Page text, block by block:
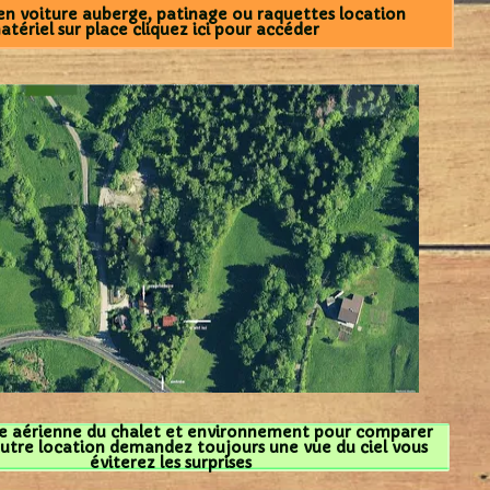
auberge, patinage ou raquettes location
sur place cliquez ici pour accéder
du chalet et environnement pour comparer
demandez toujours une vue du ciel vous
éviterez les surprises